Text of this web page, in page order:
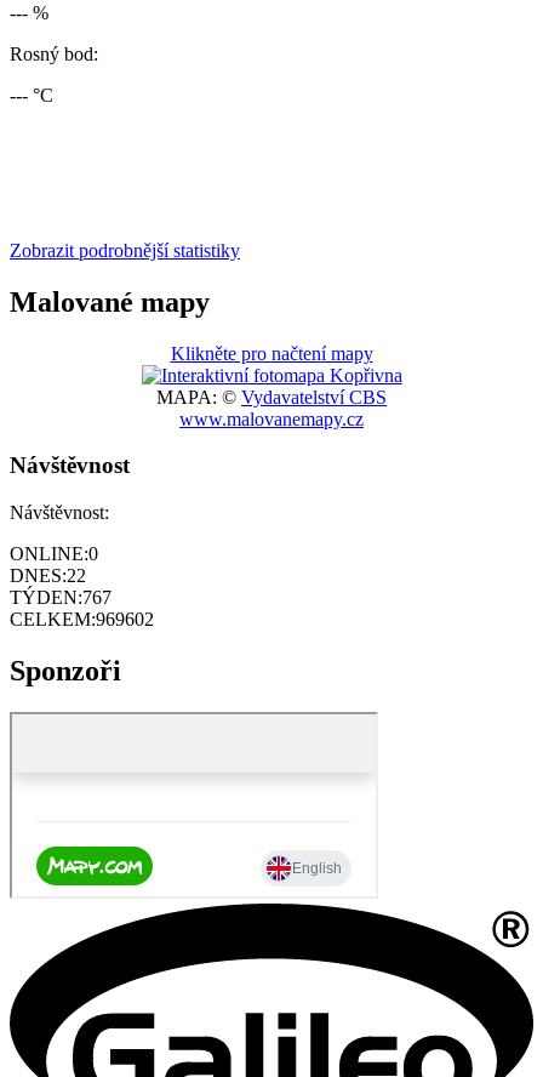
--- %
Rosný bod:
--- °C
Zobrazit podrobnější statistiky
Malované mapy
Klikněte pro načtení mapy
MAPA: © Vydavatelství CBS
www.malovanemapy.cz
Návštěvnost
Návštěvnost:
ONLINE:0
DNES:22
TÝDEN:767
CELKEM:969602
Sponzoři